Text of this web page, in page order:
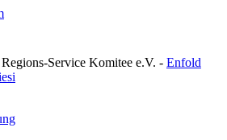
Service Komitee e.V. - Enfold